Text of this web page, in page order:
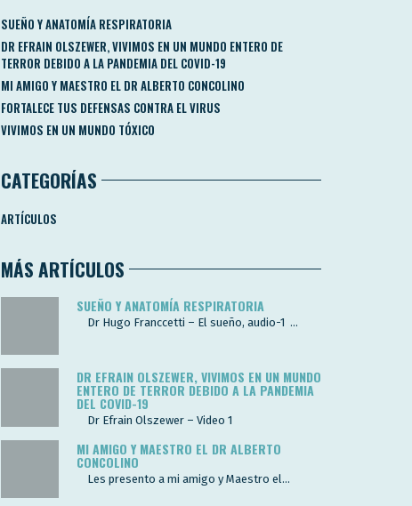
SUEÑO Y ANATOMÍA RESPIRATORIA
DR EFRAIN OLSZEWER, VIVIMOS EN UN MUNDO ENTERO DE
TERROR DEBIDO A LA PANDEMIA DEL COVID-19
MI AMIGO Y MAESTRO EL DR ALBERTO CONCOLINO
FORTALECE TUS DEFENSAS CONTRA EL VIRUS
VIVIMOS EN UN MUNDO TÓXICO
CATEGORÍAS
ARTÍCULOS
MÁS ARTÍCULOS
SUEÑO Y ANATOMÍA RESPIRATORIA
Dr Hugo Franccetti – El sueño, audio-1 ...
DR EFRAIN OLSZEWER, VIVIMOS EN UN MUNDO
ENTERO DE TERROR DEBIDO A LA PANDEMIA
DEL COVID-19
Dr Efrain Olszewer – Video 1
MI AMIGO Y MAESTRO EL DR ALBERTO
CONCOLINO
Les presento a mi amigo y Maestro el...